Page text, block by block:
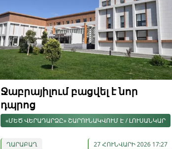
Ջաբրայիլում բացվել է նոր
դպրոց
«ՄԵԾ ՎԵՐԱԴԱՐՁԸ» ՇԱՐՈՒՆԱԿՎՈՒՄ Է / ԼՈՒՍԱՆԿԱՐ
ՂԱՐԱԲԱՂ 27 ՀՈՒՆՎԱՐԻ 2026 17:27